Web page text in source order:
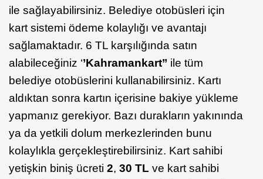
ile sağlayabilirsiniz. Belediye otobüsleri için
kart sistemi ödeme kolaylığı ve avantajı
sağlamaktadır. 6 TL karşılığında satın
alabileceğiniz ‘’Kahramankart’’ ile tüm
belediye otobüslerini kullanabilirsiniz. Kartı
aldıktan sonra kartın içerisine bakiye yükleme
yapmanız gerekiyor. Bazı durakların yakınında
ya da yetkili dolum merkezlerinden bunu
kolaylıkla gerçekleştirebilirsiniz. Kart sahibi
yetişkin biniş ücreti 2, 30 TL ve kart sahibi